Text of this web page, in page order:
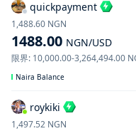
quickpayment
1488.00 NGN/USD
1,488.60 NGN
限界: 10,000.00-3,264,494.00
Naira Balance
roykiki
1,497.52 NGN